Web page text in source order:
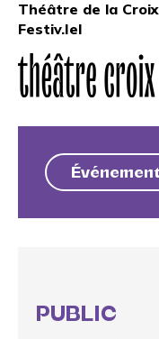
Théâtre de la
Festiv.Iel
PUBLIC